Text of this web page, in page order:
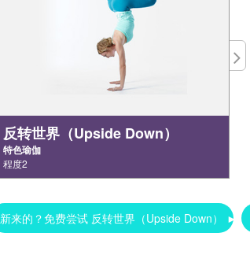
反转世界（Upside Down）
特色瑜伽
程度2
新来的？免费尝试 反转世界（Upside Down） ►